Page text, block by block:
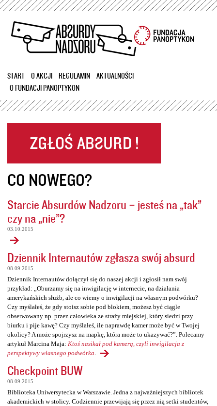
Przejdź
treści
START O AKCJI REGULAMIN
AKTUALNOŚCI
O FUNDACJI PANOPTYKON
CO NOWEGO?
Starcie Absurdów Nadzoru – jesteś na „tak”
czy na „nie”?
03.10.2015
Dziennik Internautów zgłasza swój absurd
08.09.2015
Dziennik Internautów dołączył się do naszej akcji i zgłosił nam swój
przykład: „Oburzamy się na inwigilację w internecie, na działania
amerykańskich służb, ale co wiemy o inwigilacji na własnym podwórku?
Czy myślałeś, że gdy stoisz sobie pod blokiem, możesz być ciągle
obserwowany np. przez człowieka ze straży miejskiej, który siedzi przy
biurku i pije kawę? Czy myślałeś, ile naprawdę kamer może być w Twojej
okolicy? A może spojrzysz na mapkę, która może to ukazywać?”. Polecamy
artykuł Marcina Maja: Ktoś nasikał pod kamerą, czyli inwigilacja z
perspektywy własnego podwórka
Checkpoint BUW
08.09.2015
Biblioteka Uniwersytecka w Warszawie. Jedna z najważniejszych bibliotek
akademickich w stolicy. Codziennie przewijają się przez nią setki studentów,